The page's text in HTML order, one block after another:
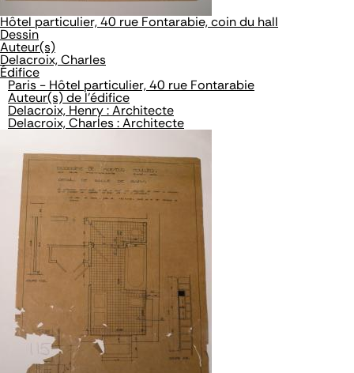
Hôtel particulier, 40 rue Fontarabie, coin du hall
Dessin
Auteur(s)
Delacroix, Charles
Édifice
Paris - Hôtel particulier, 40 rue Fontarabie
Auteur(s) de l'édifice
Delacroix, Henry : Architecte
Delacroix, Charles : Architecte